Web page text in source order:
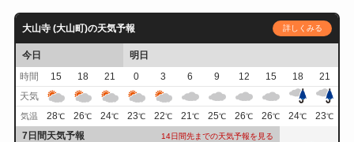
大山寺 (大山町)の天気予報 詳しくみる
今日
明日
時間
15 18 21 0 3 6 9 12 15 18
21
天気
気温 28℃ 26℃ 24℃ 23℃ 22℃ 21℃ 25℃ 26℃ 26℃ 24℃ 23℃
7日間天気予報 14日間先までの天気予報を見る